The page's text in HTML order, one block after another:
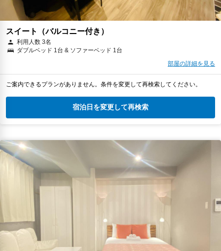
スイート（バルコニー付き）
利用人数 3名
ダブルベッド 1台 & ソファーベッド 1台
部屋の詳細を見る
ご案内できるプランがありません。条件を変更して再検索してください。
宿泊日を変更して再検索